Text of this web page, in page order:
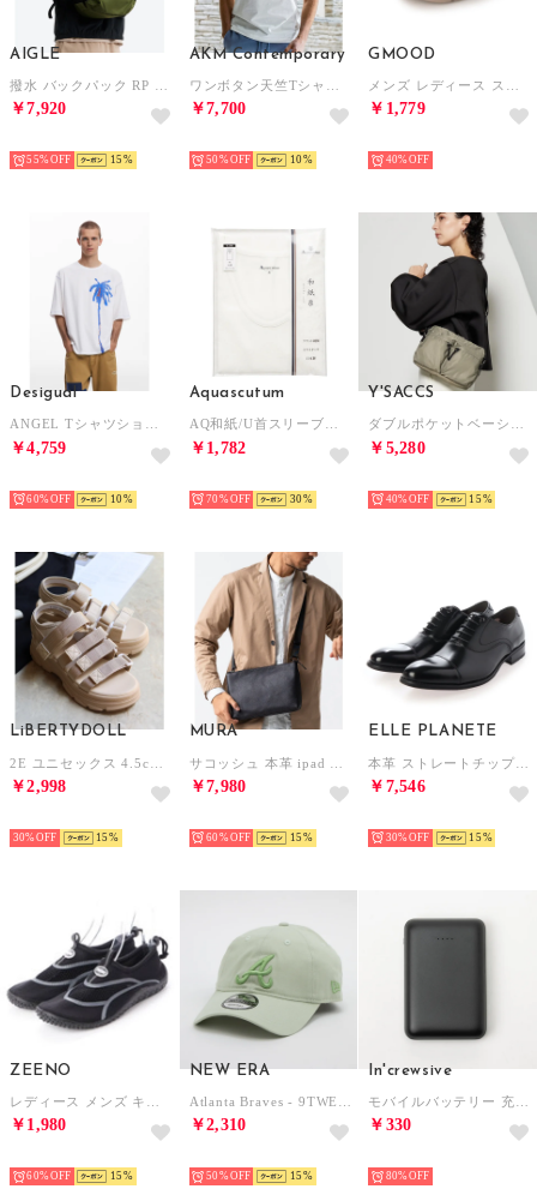
AIGLE
￥7,920
55% 15
AKM Contemporary
￥7,700
50% 10
GMOOD
￥1,779
40%
Desigual
ANGEL Tシャツショートスリーブ （ホワイト）
￥4,759
60% 10
Aquascutum
AQ和紙/U首スリーブレスシャツ （ホワイト）
￥1,782
70% 30
Y'SACCS
ダブルポケットベーシックショルダー （グレージュ）
￥5,280
40% 15
LiBERTYDOLL
￥2,998
30% 15
MURA
￥7,980
60% 15
ELLE PLANETE
￥7,546
30% 15
ZEENO
￥1,980
60% 15
NEW ERA
￥2,310
50% 15
In'crewsive
￥330
80%